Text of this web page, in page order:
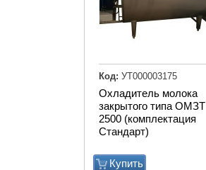
Охладитель молока
закрытого типа ОМЗТ
2500 (комплектация
Стандарт)
Купить
Код: УТ000003175